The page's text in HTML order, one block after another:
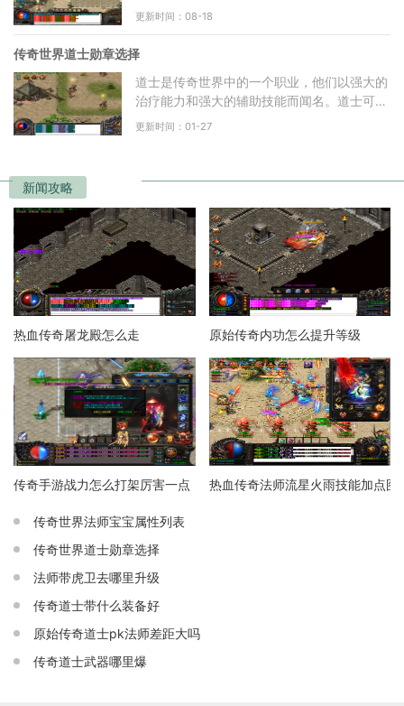
认为是游戏中最强大的职业之一，而宝宝则是
更新时间：08-18
传奇世界道士勋章选择
道士是传奇世界中的一个职业，他们以强大的
治疗能力和强大的辅助技能而闻名。道士可以
选择不同的勋章来提升自己的战斗能力和生存
更新时间：01-27
新闻攻略
热血传奇屠龙殿怎么走 原始传奇内功怎么提升等级
传奇手游战力怎么打架厉害一点 热血传奇法师流星火雨技能加点图
传奇世界法师宝宝属性列表
传奇世界道士勋章选择
法师带虎卫去哪里升级
传奇道士带什么装备好
原始传奇道士pk法师差距大吗
传奇道士武器哪里爆